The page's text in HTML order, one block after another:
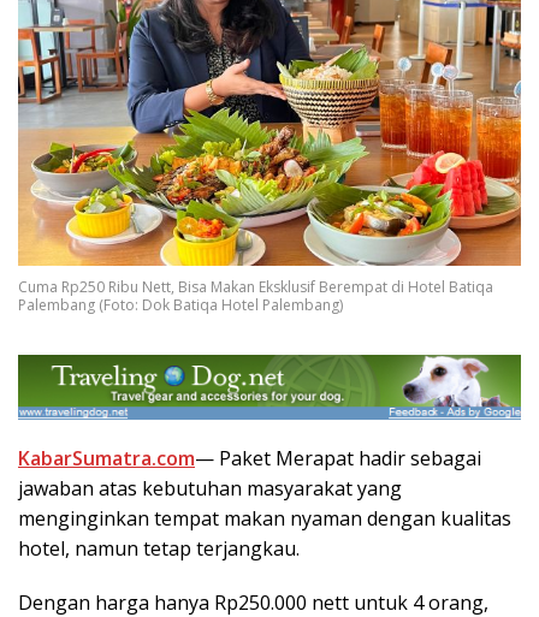
Cuma Rp250 Ribu Nett, Bisa Makan Eksklusif Berempat di Hotel Batiqa
Palembang (Foto: Dok Batiqa Hotel Palembang)
KabarSumatra.com— Paket Merapat hadir sebagai
jawaban atas kebutuhan masyarakat yang
menginginkan tempat makan nyaman dengan kualitas
hotel, namun tetap terjangkau.
Dengan harga hanya Rp250.000 nett untuk 4 orang,